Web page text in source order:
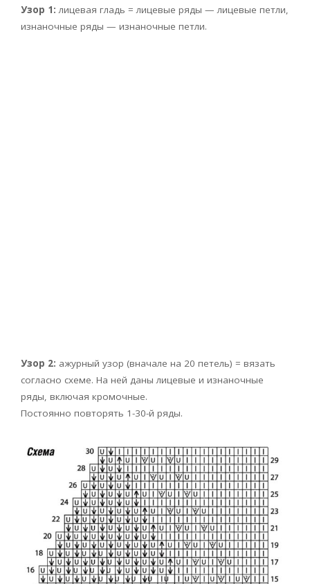
Узор 1: лицевая гладь = лицевые ряды — лицевые петли,
изнаночные ряды — изнаночные петли.
Узор 2: ажурный узор (вначале на 20 петель) = вязать
согласно схеме. На ней даны лицевые и изнаночные
ряды, включая кромочные.
Постоянно повторять 1-30-й ряды.